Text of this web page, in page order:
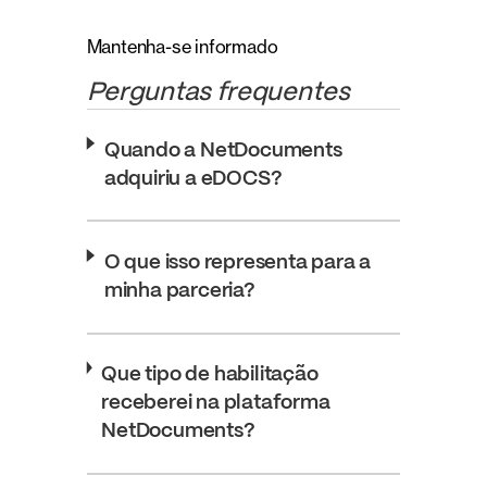
Mantenha-se informado
Perguntas frequentes
Quando a NetDocuments
adquiriu a eDOCS?
O que isso representa para a
minha parceria?
Que tipo de habilitação
receberei na plataforma
NetDocuments?